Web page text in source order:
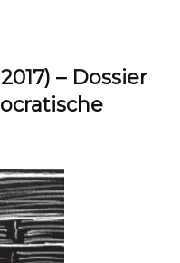
– Dossier